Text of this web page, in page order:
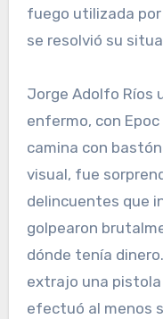
fuego utilizada por
se resolvió su
Jorge Adolfo Ríos
enfermo, con
camina con
visual, fue
delincuentes que
golpearon
dónde tenía
extrajo una pistola
efectuó al menos